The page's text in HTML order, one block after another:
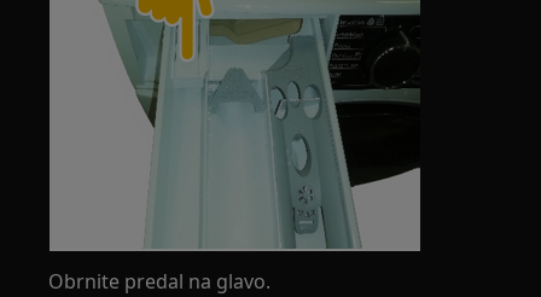
Obrnite predal na glavo.